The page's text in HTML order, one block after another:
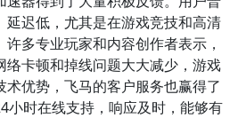
延迟低，尤其是在游戏竞技和高清
多专业玩家和内容创作者表示，
络卡顿和掉线问题大大减少，游戏
优势，飞马的客户服务也赢得了
小时在线支持，响应及时，能够有